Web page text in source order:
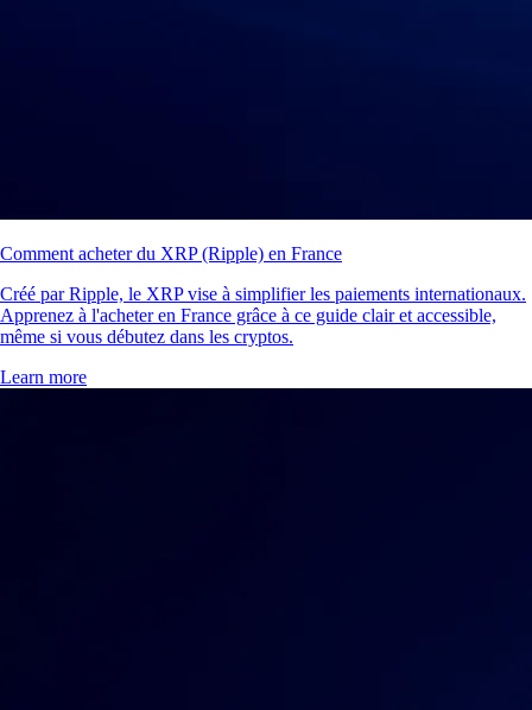
Comment acheter du XRP (Ripple) en France
Créé par Ripple, le XRP vise à simplifier les paiements internationaux.
Apprenez à l'acheter en France grâce à ce guide clair et accessible,
même si vous débutez dans les cryptos.
Learn more